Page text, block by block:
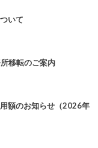
いて
移転のご案内
額のお知らせ（2026年